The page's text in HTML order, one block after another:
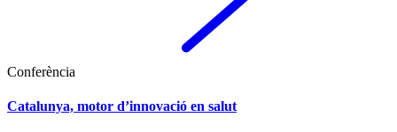
Conferència
Catalunya, motor d’innovació en salut